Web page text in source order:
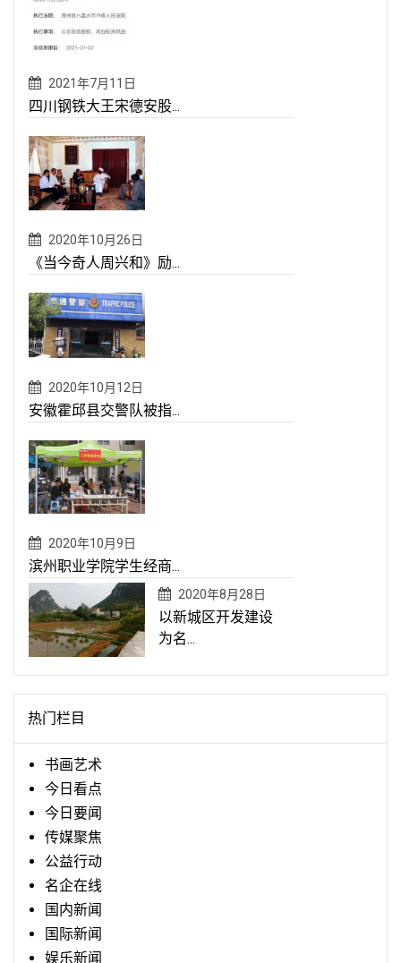
2021年7月11日
四川钢铁大王宋德安股...
2020年10月26日
《当今奇人周兴和》励...
2020年10月12日
安徽霍邱县交警队被指...
2020年10月9日
滨州职业学院学生经商...
2020年8月28日
以新城区开发建设
为名...
热门栏目
书画艺术
今日看点
今日要闻
传媒聚焦
公益行动
名企在线
国内新闻
国际新闻
娱乐新闻